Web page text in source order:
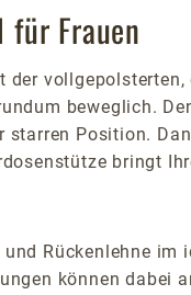
Frauen
beweglich.
Position.
bringt
Rückenlehne
können